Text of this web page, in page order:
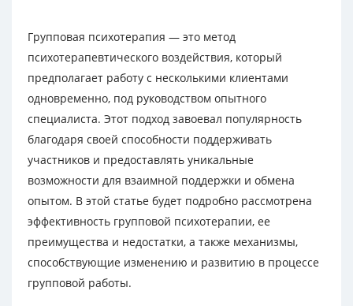
Групповая психотерапия — это метод
психотерапевтического воздействия, который
предполагает работу с несколькими клиентами
одновременно, под руководством опытного
специалиста. Этот подход завоевал популярность
благодаря своей способности поддерживать
участников и предоставлять уникальные
возможности для взаимной поддержки и обмена
опытом. В этой статье будет подробно рассмотрена
эффективность групповой психотерапии, ее
преимущества и недостатки, а также механизмы,
способствующие изменению и развитию в процессе
групповой работы.